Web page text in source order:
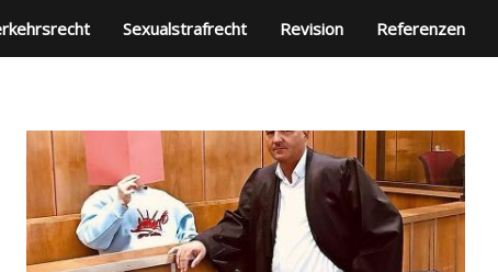
Sexualstrafrecht Revision Referenzen